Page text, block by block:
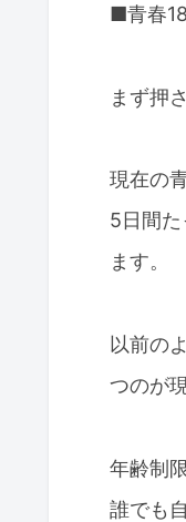
■青春
まず押
現在の
5日間
ます。
以前の
つのが
年齢制
誰でも